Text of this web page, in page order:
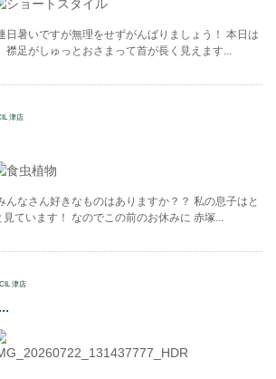
日暑いですが無理をせずがんばりましょう！ 本日は
襟足がしゅっとおさまって首が長く見えます...
津店
んなさん好きなものはありますか？？ 私の息子はと
ています！ なのでこの前のお休みに 赤塚...
津店